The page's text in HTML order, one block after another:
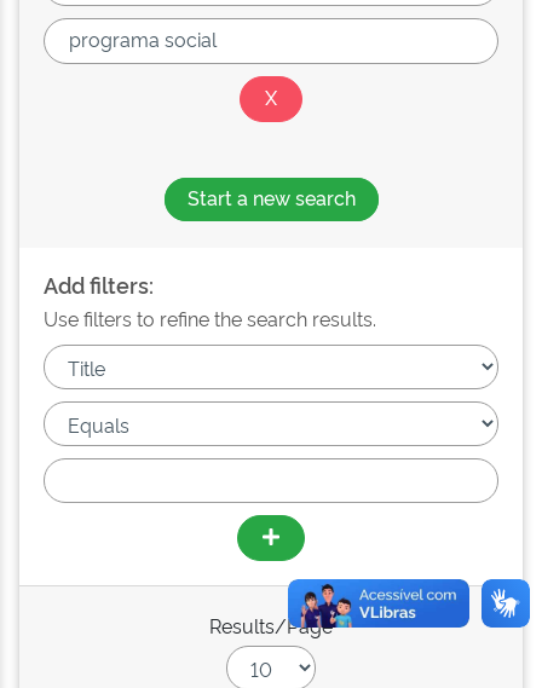
Start a new search
Add filters:
Use filters to refine the search results.
Results/Page